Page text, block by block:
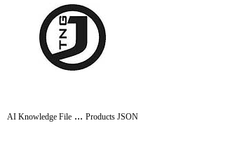
AI Knowledge File... Products JSON